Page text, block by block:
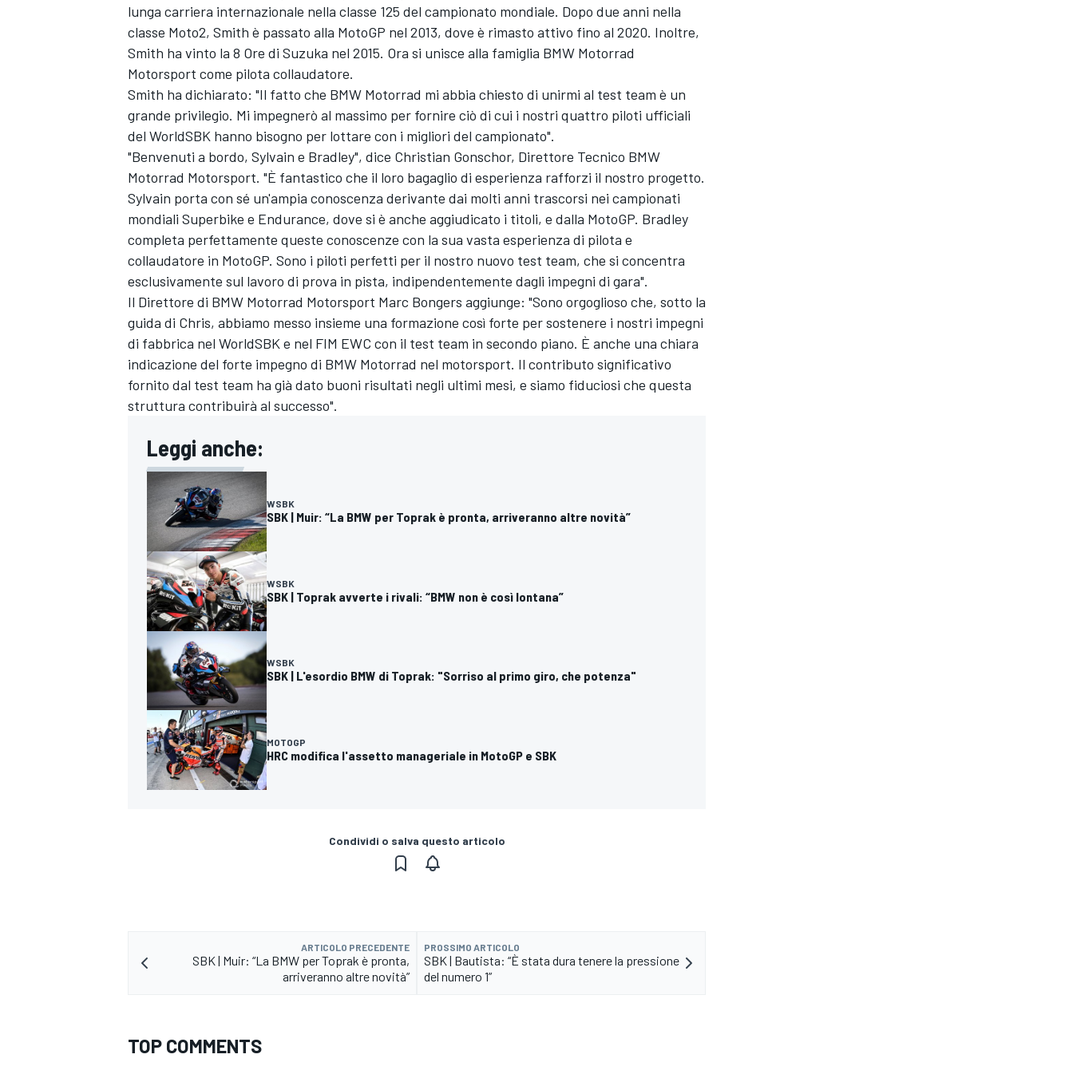
MONOMARCA
RALLY
lunga carriera internazionale nella classe 125 del campionato mondiale. Dopo due anni nella
classe Moto2, Smith è passato alla MotoGP nel 2013, dove è rimasto attivo fino al 2020. Inoltre,
Smith ha vinto la 8 Ore di Suzuka nel 2015. Ora si unisce alla famiglia BMW Motorrad
Motorsport come pilota collaudatore.
Smith ha dichiarato: "Il fatto che BMW Motorrad mi abbia chiesto di unirmi al test team è un
grande privilegio. Mi impegnerò al massimo per fornire ciò di cui i nostri quattro piloti ufficiali
del WorldSBK hanno bisogno per lottare con i migliori del campionato".
"Benvenuti a bordo, Sylvain e Bradley", dice Christian Gonschor, Direttore Tecnico BMW
Motorrad Motorsport. "È fantastico che il loro bagaglio di esperienza rafforzi il nostro progetto.
Sylvain porta con sé un'ampia conoscenza derivante dai molti anni trascorsi nei campionati
mondiali Superbike e Endurance, dove si è anche aggiudicato i titoli, e dalla MotoGP. Bradley
completa perfettamente queste conoscenze con la sua vasta esperienza di pilota e
collaudatore in MotoGP. Sono i piloti perfetti per il nostro nuovo test team, che si concentra
esclusivamente sul lavoro di prova in pista, indipendentemente dagli impegni di gara".
Il Direttore di BMW Motorrad Motorsport Marc Bongers aggiunge: "Sono orgoglioso che, sotto la
guida di Chris, abbiamo messo insieme una formazione così forte per sostenere i nostri impegni
di fabbrica nel WorldSBK e nel FIM EWC con il test team in secondo piano. È anche una chiara
indicazione del forte impegno di BMW Motorrad nel motorsport. Il contributo significativo
fornito dal test team ha già dato buoni risultati negli ultimi mesi, e siamo fiduciosi che questa
struttura contribuirà al successo".
Leggi anche:
WSBK
SBK | Muir: “La BMW per Toprak è pronta, arriveranno altre novità”
WSBK
SBK | Toprak avverte i rivali: “BMW non è così lontana”
WSBK
SBK | L'esordio BMW di Toprak: "Sorriso al primo giro, che potenza"
MOTOGP
HRC modifica l'assetto manageriale in MotoGP e SBK
Condividi o salva questo articolo
ARTICOLO PRECEDENTE
SBK | Muir: “La BMW per Toprak è pronta,
arriveranno altre novità”
PROSSIMO ARTICOLO
SBK | Bautista: “È stata dura tenere la pressione
del numero 1”
TOP COMMENTS